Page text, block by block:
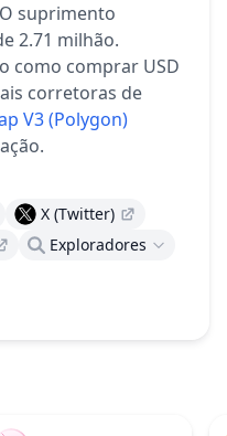
O suprimento
2.71 milhão.
como comprar USD
corretoras de
V3 (Polygon)
X (Twitter)
Exploradores